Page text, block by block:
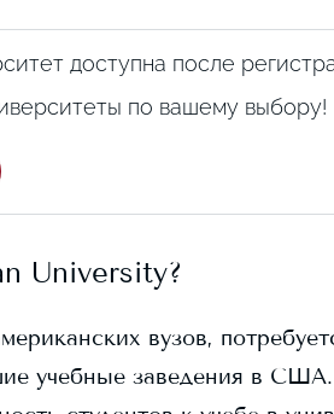
доступна после
по вашему выбору!
University?
вузов,
учебные заведения в США.